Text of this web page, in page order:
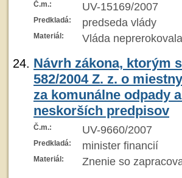
Č.m.: UV-15169/2007
Predkladá: predseda vlády
Materiál: Vláda neprerokovala
Návrh zákona, ktorým
582/2004 Z. z. o
za komunálne odpady
neskorších predpisov
Č.m.: UV-9660/2007
Predkladá: minister financií
Materiál: Znenie so